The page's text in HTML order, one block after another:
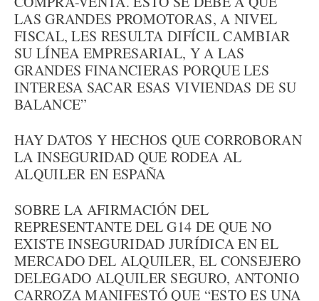
LAS GRANDES PROMOTORAS, A NIVEL
FISCAL, LES RESULTA DIFÍCIL CAMBIAR
SU LÍNEA EMPRESARIAL, Y A LAS
GRANDES FINANCIERAS PORQUE LES
INTERESA SACAR ESAS VIVIENDAS DE SU
BALANCE”
HAY DATOS Y HECHOS QUE CORROBORAN
LA INSEGURIDAD QUE RODEA AL
ALQUILER EN ESPAÑA
SOBRE LA AFIRMACIÓN DEL
REPRESENTANTE DEL G14 DE QUE NO
EXISTE INSEGURIDAD JURÍDICA EN EL
MERCADO DEL ALQUILER, EL CONSEJERO
DELEGADO ALQUILER SEGURO, ANTONIO
CARROZA MANIFESTÓ QUE “ESTO ES UNA